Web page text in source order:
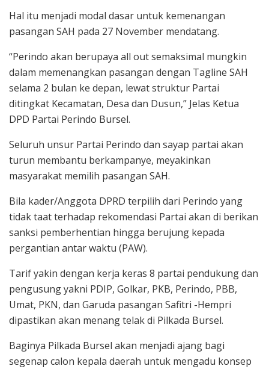
Hal itu menjadi modal dasar untuk kemenangan
pasangan SAH pada 27 November mendatang.
“Perindo akan berupaya all out semaksimal mungkin
dalam memenangkan pasangan dengan Tagline SAH
selama 2 bulan ke depan, lewat struktur Partai
ditingkat Kecamatan, Desa dan Dusun,” Jelas Ketua
DPD Partai Perindo Bursel.
Seluruh unsur Partai Perindo dan sayap partai akan
turun membantu berkampanye, meyakinkan
masyarakat memilih pasangan SAH.
Bila kader/Anggota DPRD terpilih dari Perindo yang
tidak taat terhadap rekomendasi Partai akan di berikan
sanksi pemberhentian hingga berujung kepada
pergantian antar waktu (PAW).
Tarif yakin dengan kerja keras 8 partai pendukung dan
pengusung yakni PDIP, Golkar, PKB, Perindo, PBB,
Umat, PKN, dan Garuda pasangan Safitri -Hempri
dipastikan akan menang telak di Pilkada Bursel.
Baginya Pilkada Bursel akan menjadi ajang bagi
segenap calon kepala daerah untuk mengadu konsep